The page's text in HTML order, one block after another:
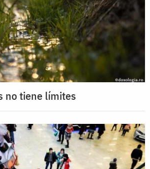
no tiene límites